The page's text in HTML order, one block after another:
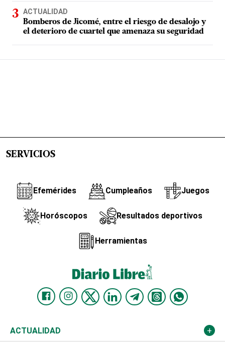
ACTUALIDAD
Bomberos de Jicomé, entre el riesgo de desalojo y
el deterioro de cuartel que amenaza su seguridad
SERVICIOS
Efemérides Cumpleaños Juegos
Horóscopos Resultados deportivos
Herramientas
ACTUALIDAD